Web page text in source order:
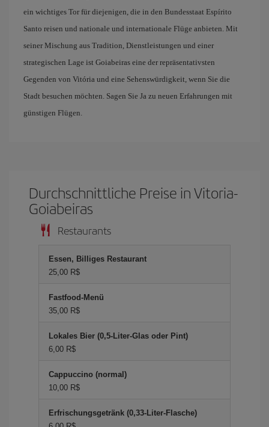
ein wichtiges Tor für diejenigen, die in den Bundesstaat Espírito
Santo reisen und nationale und internationale Flüge anbieten. Mit
seiner Mischung aus Tradition, Dienstleistungen und einer
strategischen Lage ist Goiabeiras eine der repräsentativsten
Gegenden von Vitória und eine Sehenswürdigkeit, wenn Sie die
Stadt besuchen möchten. Sagen Sie Ja zu neuen Erfahrungen mit
günstigen Flügen.
Durchschnittliche Preise in Vitoria-
Goiabeiras
Restaurants
Essen, Billiges Restaurant
25,00 R$
Fastfood-Menü
35,00 R$
Lokales Bier (0,5-Liter-Glas oder Pint)
6,00 R$
Cappuccino (normal)
10,00 R$
Erfrischungsgetränk (0,33-Liter-Flasche)